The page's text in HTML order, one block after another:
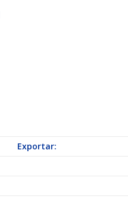
Exportar: